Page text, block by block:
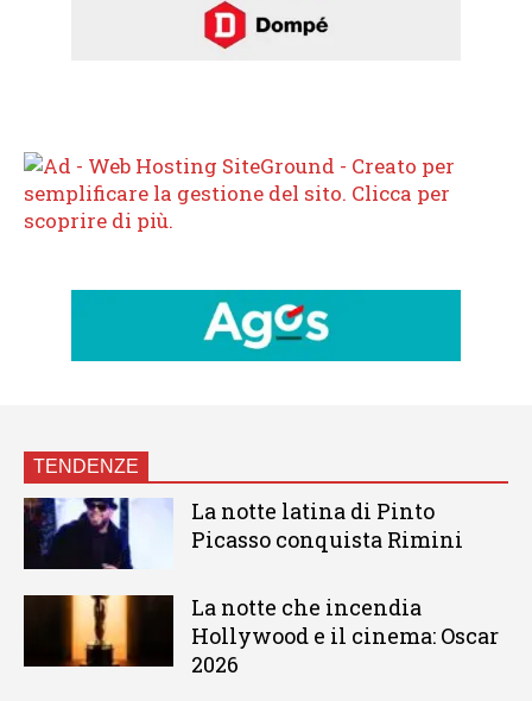
TENDENZE
La notte latina di Pinto
Picasso conquista Rimini
La notte che incendia
Hollywood e il cinema: Oscar
2026